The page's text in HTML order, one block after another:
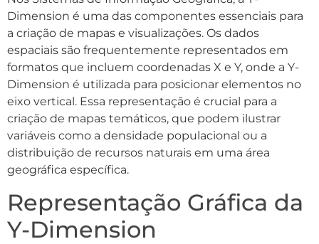
Dimension é uma das componentes essenciais para
a criação de mapas e visualizações. Os dados
espaciais são frequentemente representados em
formatos que incluem coordenadas X e Y, onde a Y-
Dimension é utilizada para posicionar elementos no
eixo vertical. Essa representação é crucial para a
criação de mapas temáticos, que podem ilustrar
variáveis como a densidade populacional ou a
distribuição de recursos naturais em uma área
geográfica específica.
Representação Gráfica da
Y-Dimension